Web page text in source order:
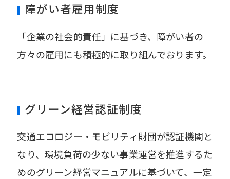
障がい者雇用制度
「企業の社会的責任」に基づき、障がい者の
方々の雇用にも積極的に取り組んでおります。
グリーン経営認証制度
交通エコロジー・モビリティ財団が認証機関と
なり、環境負荷の少ない事業運営を推進するた
めのグリーン経営マニュアルに基づいて、一定